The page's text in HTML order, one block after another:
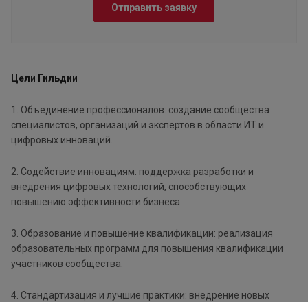
Отправить заявку
Цели Гильдии
1. Объединение профессионалов: создание сообщества
специалистов, организаций и экспертов в области ИТ и
цифровых инноваций.
2. Содействие инновациям: поддержка разработки и
внедрения цифровых технологий, способствующих
повышению эффективности бизнеса.
3. Образование и повышение квалификации: реализация
образовательных программ для повышения квалификации
участников сообщества.
4. Стандартизация и лучшие практики: внедрение новых